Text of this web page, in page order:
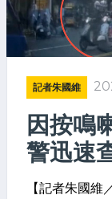
記者朱國維
因按鳴
警迅速
【記者朱國